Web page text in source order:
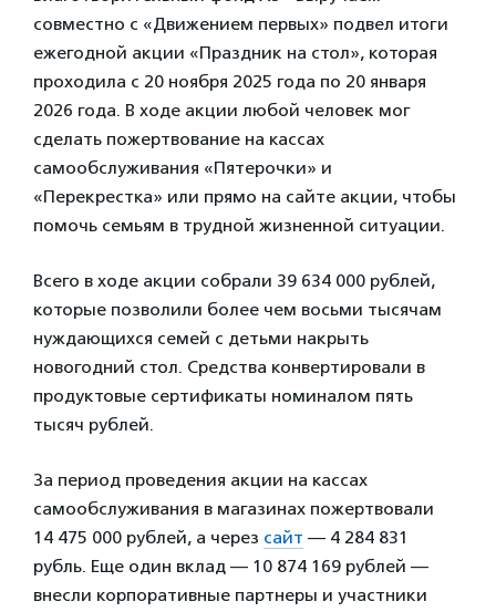
совместно с «Движением первых» подвел итоги
ежегодной акции «Праздник на стол», которая
проходила с 20 ноября 2025 года по 20 января
2026 года. В ходе акции любой человек мог
сделать пожертвование на кассах
самообслуживания «Пятерочки» и
«Перекрестка» или прямо на сайте акции, чтобы
помочь семьям в трудной жизненной ситуации.
Всего в ходе акции собрали 39 634 000 рублей,
которые позволили более чем восьми тысячам
нуждающихся семей с детьми накрыть
новогодний стол. Средства конвертировали в
продуктовые сертификаты номиналом пять
тысяч рублей.
За период проведения акции на кассах
самообслуживания в магазинах пожертвовали
14 475 000 рублей, а через сайт — 4 284 831
рубль. Еще один вклад — 10 874 169 рублей —
внесли корпоративные партнеры и участники